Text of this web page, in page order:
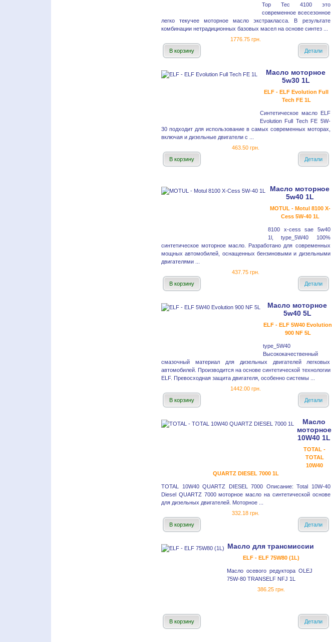
Top Tec 4100 это
современное всесезонное
легко текучее моторное масло экстракласса. В результате
комбинации нетрадиционных базовых масел на основе синтез ...
1776.75 грн.
В корзину
Детали
Масло моторное
5w30 1L
ELF - ELF Evolution Full
Tech FE 1L
Синтетическое масло ELF
Evolution Full Tech FE 5W-
30 подходит для использование в самых современных моторах,
включая и дизельные двигатели с ...
463.50 грн.
В корзину
Детали
Масло моторное
5w40 1L
MOTUL - Motul 8100 X-
Cess 5W-40 1L
8100 x-cess sae 5w40
1l, type_5W40 100%
синтетическое моторное масло. Разработано для современных
мощных автомобилей, оснащенных бензиновыми и дизельными
двигателями ...
437.75 грн.
В корзину
Детали
Масло моторное
5w40 5L
ELF - ELF 5W40 Evolution
900 NF 5L
type_5W40
Высококачественный
смазочный материал для дизельных двигателей легковых
автомобилей. Производится на основе синтетической технологии
ELF. Превосходная защита двигателя, особенно системы ...
1442.00 грн.
В корзину
Детали
Масло
моторное
10W40 1L
TOTAL -
TOTAL
10W40
QUARTZ DIESEL 7000 1L
TOTAL 10W40 QUARTZ DIESEL 7000 Описание: Total 10W-40
Diesel QUARTZ 7000 моторное масло на синтетической основе
для дизельных двигателей. Моторное ...
332.18 грн.
В корзину
Детали
Масло для трансмиссии
ELF - ELF 75W80 (1L)
Масло осевого редуктора OLEJ
75W-80 TRANSELF NFJ 1L
386.25 грн.
В корзину Детали